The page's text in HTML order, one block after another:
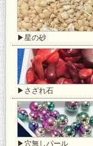
▶星の砂
▶さざれ石
▶穴無しパール